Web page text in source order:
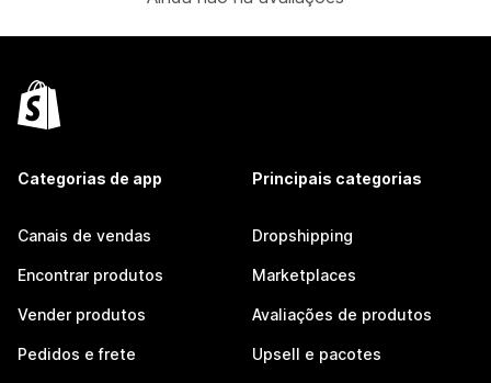
Categorias de app
Canais de vendas
Encontrar produtos
Vender produtos
Pedidos e frete
Principais categorias
Dropshipping
Marketplaces
Avaliações de produtos
Upsell e pacotes